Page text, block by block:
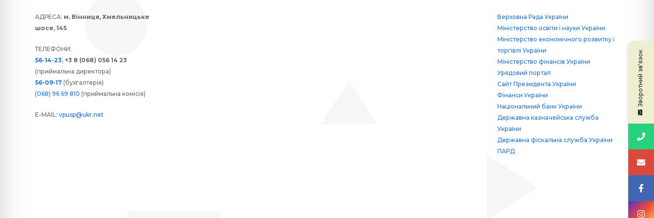
АДРЕСА: м. Вінниця, Хмельницьке
шосе, 145
ТЕЛЕФОНИ:
56-14-23, +3 8 (068) 056 14 23
(приймальна директора)
56-09-17 (бухгалтерія)
(068) 96 69 810 (приймальна комісія)
E-MAIL: vpusp@ukr.net
Верховна Рада України
Міністерство освіти і науки України
Міністерство економічного розвитку і
торгівлі України
Міністерство фінансів України
Урядовий портал
Сайт Президента України
Фінанси України
Національний банк України
Державна казначейська служба
України
Державна фіскальна служба України
ПАРД
Зворотний зв'язок